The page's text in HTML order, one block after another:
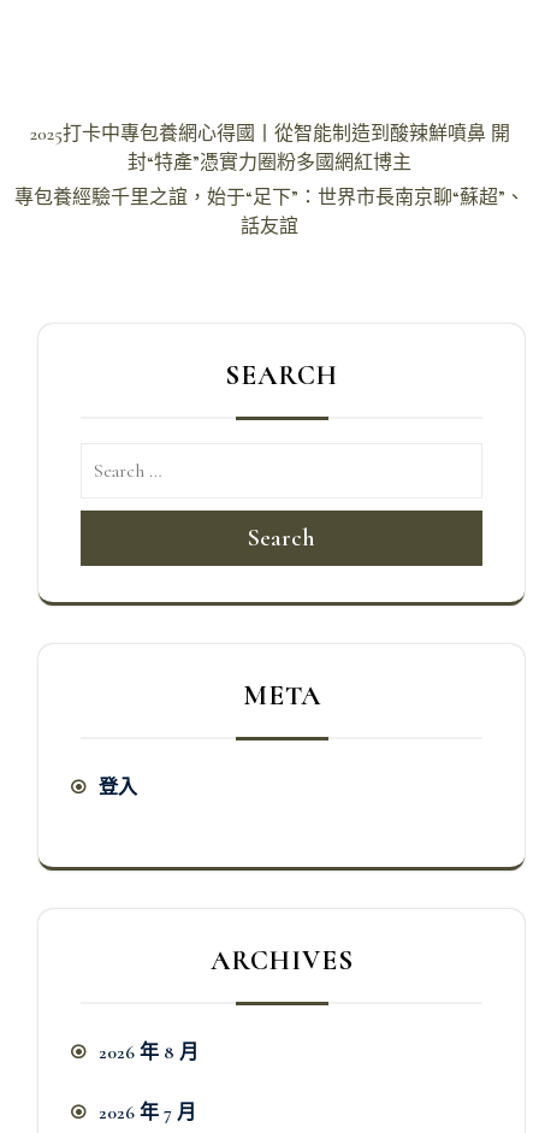
文
導
2025打卡中專包養網心得國丨從智能制造到酸辣鮮噴鼻 開
封“特產”憑實力圈粉多國網紅博主
專包養經驗千里之誼，始于“足下”：世界市長南京聊“蘇超”、
話友誼
SEARCH
Search
META
登入
ARCHIVES
2026 年 8 月
2026 年 7 月